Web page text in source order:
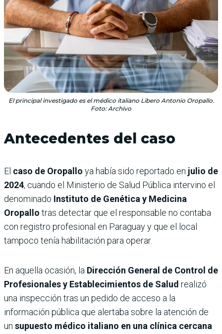
El principal investigado es el médico italiano Libero Antonio Oropallo.
Foto: Archivo
Antecedentes del caso
El caso de Oropallo ya había sido reportado en julio de
2024, cuando el Ministerio de Salud Pública intervino el
denominado Instituto de Genética y Medicina
Oropallo tras detectar que el responsable no contaba
con registro profesional en Paraguay y que el local
tampoco tenía habilitación para operar.
En aquella ocasión, la Dirección General de Control de
Profesionales y Establecimientos de Salud realizó
una inspección tras un pedido de acceso a la
información pública que alertaba sobre la atención de
un supuesto médico italiano en una clínica cercana